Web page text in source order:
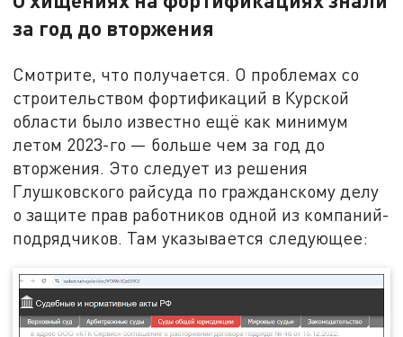
за год до вторжения
Смотрите, что получается. О проблемах со
строительством фортификаций в Курской
области было известно ещё как минимум
летом 2023-го — больше чем за год до
вторжения. Это следует из решения
Глушковского райсуда по гражданскому делу
о защите прав работников одной из компаний-
подрядчиков. Там указывается следующее: